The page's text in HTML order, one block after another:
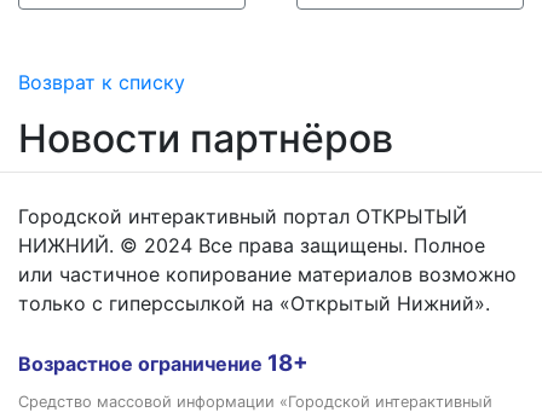
Возврат к списку
Новости партнёров
Городской интерактивный портал ОТКРЫТЫЙ
НИЖНИЙ. © 2024 Все права защищены. Полное
или частичное копирование материалов возможно
только с гиперссылкой на «Открытый Нижний».
Возрастное ограничение 18+
Средство массовой информации «Городской интерактивный